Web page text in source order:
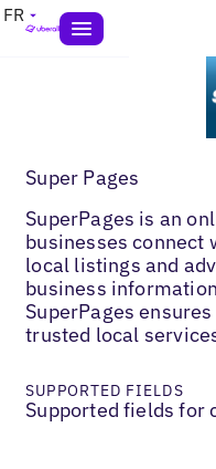
FR
Super Pages
SuperPages is an
businesses connect
local listings and
business
SuperPages
trusted local
SUPPORTED FIELDS
Supported fields for